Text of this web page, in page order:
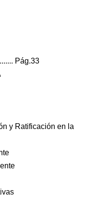
Pág.33
y Ratificación en la